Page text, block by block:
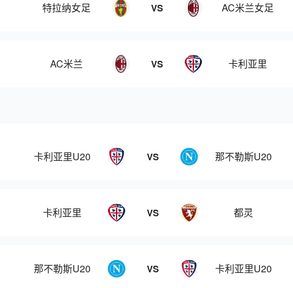
特拉纳女足 VS AC米兰女足
AC米兰 VS 卡利亚里
卡利亚里U20 VS 那不勒斯U20
卡利亚里 VS 都灵
那不勒斯U20 VS 卡利亚里U20